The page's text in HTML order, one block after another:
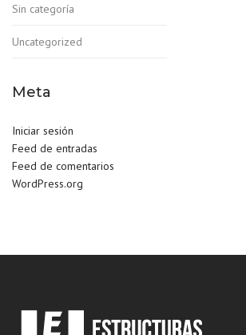
Sin categoría
Uncategorized
Meta
Iniciar sesión
Feed de entradas
Feed de comentarios
WordPress.org